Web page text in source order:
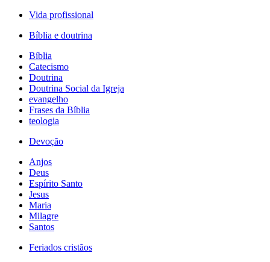
Vida profissional
Bíblia e doutrina
Bíblia
Catecismo
Doutrina
Doutrina Social da Igreja
evangelho
Frases da Bíblia
teologia
Devoção
Anjos
Deus
Espírito Santo
Jesus
Maria
Milagre
Santos
Feriados cristãos